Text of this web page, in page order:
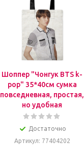
Шоппер "Чонгук BTS k-
pop" 35*40см сумка
повседневная, простая,
но удобная
Достаточно
Артикул: 77404202